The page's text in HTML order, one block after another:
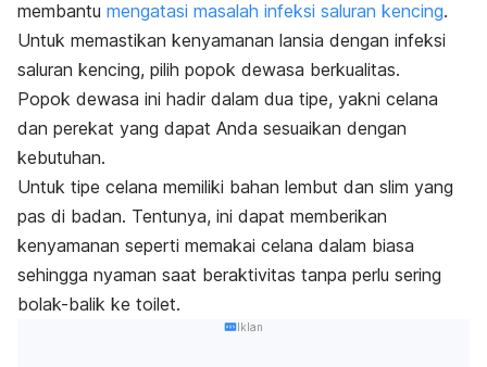
membantu mengatasi masalah infeksi saluran kencing.
Untuk memastikan kenyamanan lansia dengan infeksi
saluran kencing, pilih popok dewasa berkualitas.
Popok dewasa ini hadir dalam dua tipe, yakni celana
dan perekat yang dapat Anda sesuaikan dengan
kebutuhan.
Untuk tipe celana memiliki bahan lembut dan slim yang
pas di badan. Tentunya, ini dapat memberikan
kenyamanan seperti memakai celana dalam biasa
sehingga nyaman saat beraktivitas tanpa perlu sering
bolak-balik ke toilet.
Iklan